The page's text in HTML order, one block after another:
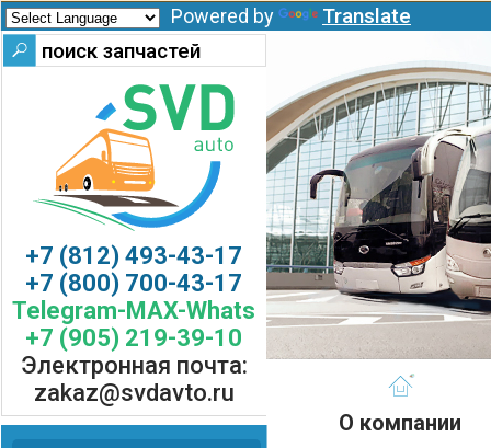
Powered by Translate
+7 (812) 493-43-17
+7 (800) 700-43-17
Telegram-MAX-Whats
+7 (905) 219-39-10
Электронная почта:
zakaz@svdavto.ru
О компании